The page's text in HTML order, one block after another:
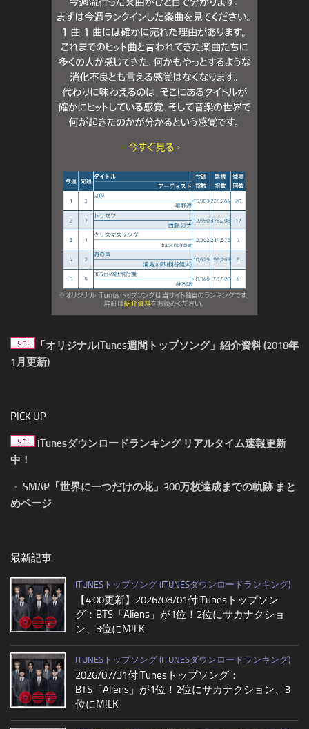
「オリジナルiTunes週間トップソング」紹介資料 (2018年
1月更新)
PICK UP
iTunesダウンロードランキング リアルタイム速報更新
中！
・ SMAP「世界に一つだけの花」300万枚達成までの軌跡 まと
めページ
最新記事
ITUNESトップソング (ITUNESダウンロードランキング)
【4:00更新】2026/08/01付iTunesトップソン
グ：BTS「Aliens」が1位！2位にサカナクショ
ン、3位にM!LK
ITUNESトップソング (ITUNESダウンロードランキング)
2026/07/31付iTunesトップソング：
BTS「Aliens」が1位！2位にサカナクション、3
位にM!LK